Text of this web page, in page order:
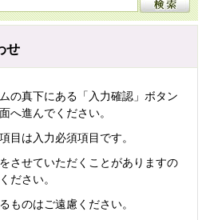
せ
の真下にある「入力確認」ボタン
へ進んでください。
目は入力必須項目です。
させていただくことがありますの
ださい。
ものはご遠慮ください。